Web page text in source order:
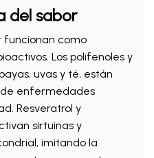
del sabor
funcionan como
Los polifenoles y
uvas y té, están
enfermedades
Resveratrol y
sirtuinas y
imitando la